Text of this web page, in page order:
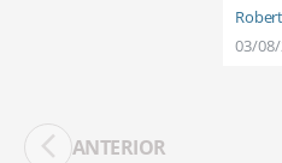
03/
ANTERIOR